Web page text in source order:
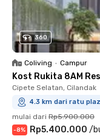
360
Coliving • Campur
Kost Rukita 8AM
Cipete Selatan, Cilandak
4.3 km dari ratu
mulai dari Rp5.900.000
-8% Rp5.400.000 /